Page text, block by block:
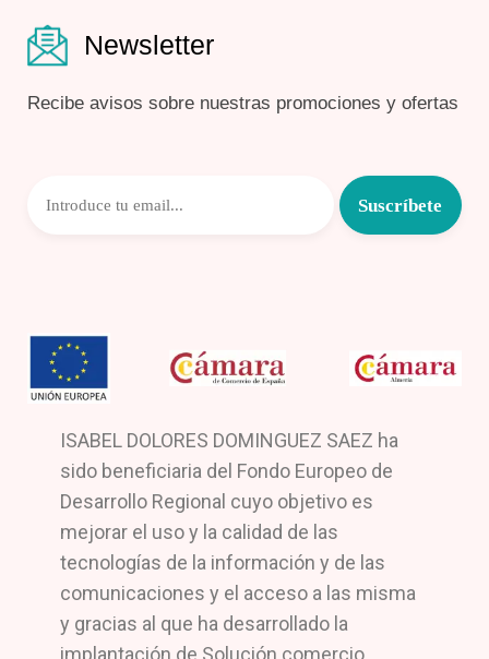
Newsletter
Recibe avisos sobre nuestras promociones y ofertas
ISABEL DOLORES DOMINGUEZ SAEZ ha
sido beneficiaria del Fondo Europeo de
Desarrollo Regional cuyo objetivo es
mejorar el uso y la calidad de las
tecnologías de la información y de las
comunicaciones y el acceso a las misma
y gracias al que ha desarrollado la
implantación de Solución comercio